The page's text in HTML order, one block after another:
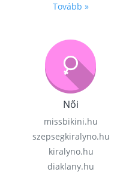
Tovább »
Női
missbikini.hu
szepsegkiralyno.hu
kiralyno.hu
diaklany.hu